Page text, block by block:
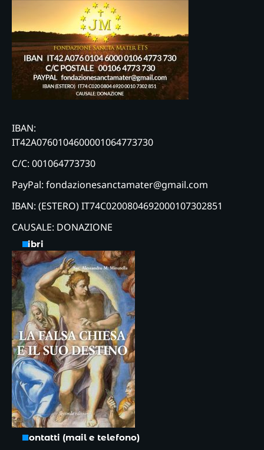
IBAN:
IT42A0760104600001064773730
C/C: 001064773730
PayPal: fondazionesanctamater@gmail.com
IBAN: (ESTERO) IT74C0200804692000107302851
CAUSALE: DONAZIONE
Libri
Contatti (mail e telefono)